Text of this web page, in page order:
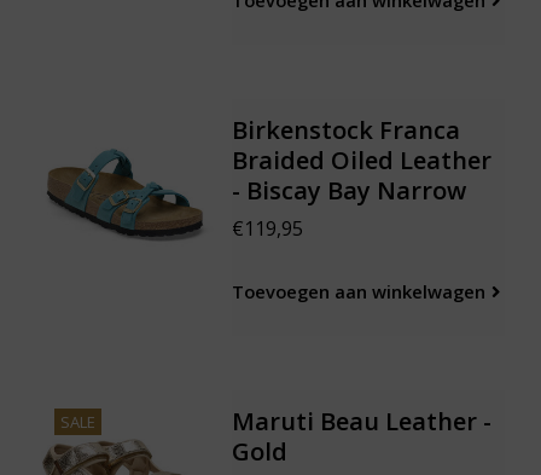
Birkenstock Franca
Braided Oiled Leather
- Biscay Bay Narrow
€119,95
Toevoegen aan winkelwagen
SALE
Maruti Beau Leather -
Gold